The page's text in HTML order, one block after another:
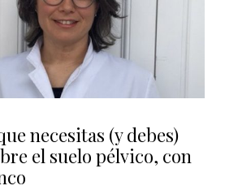
necesitas (y debes)
el suelo pélvico, con